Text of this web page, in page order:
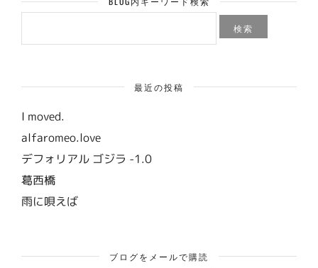
検
最近の投稿
I moved.
alfaromeo.love
デフォリアル ゴジラ -1.0
葛西橋
雨に唄えば
ブログをメールで購読